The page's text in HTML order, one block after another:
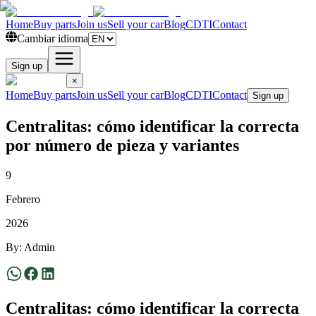
HomeBuy partsJoin usSell your carBlogCDTIContact
Cambiar idioma
Sign up
×
HomeBuy partsJoin usSell your carBlogCDTIContact Sign up
Centralitas: cómo identificar la correcta
por número de pieza y variantes
9
Febrero
2026
By: Admin
Centralitas: cómo identificar la correcta